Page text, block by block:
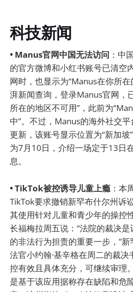
科技新闻
• Manus官网中国无法访问 ：中
的官方微博和小红书账号已清空
网时，也显示为“Manus在你所
湃新闻查询，登录Manus官网，
所在的地区不可用”，此前为
中”。不过，Manus的海外社交
更新，该账号显示位置为“新加
为7月10日，介绍一场定于13日
息。
• TikTok被控诱导儿童上瘾 ：本
TikTok要求撤销新罕布什尔州诉
其使用针对儿童和青少年的操控
长福梅拉周五说：“法院的裁决
的非法行为担责的重要一步，”
法官小约翰·基辛格在周二的裁
控有效且具体充分，可继续审理
是基于该应用据称存在缺陷和危